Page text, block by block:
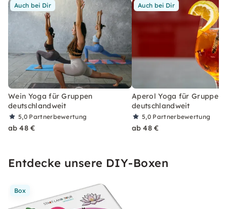
Auch bei Dir
Wein Yoga für Gruppen
deutschlandweit
5,0 Partnerbewertung
ab 48 €
Auch bei Dir
Aperol Yoga für Gruppen
deutschlandweit
5,0 Partnerbewertung
ab 48 €
Entdecke unsere DIY-Boxen
Box